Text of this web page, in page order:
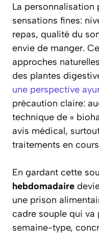
La personnalisation
sensations fines:
repas, qualité du
envie de manger.
approches
des plantes
une perspective
précaution claire:
technique de «
avis médical,
traitements en
En gardant cette
hebdomadaire
une prison
cadre souple qui va
semaine-type,